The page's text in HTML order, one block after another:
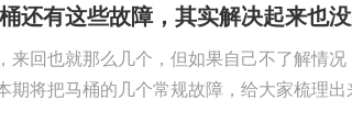
还有这些故障，其实解决起来也没
来回也就那么几个，但如果自己不了解情
期将把马桶的几个常规故障，给大家梳理出